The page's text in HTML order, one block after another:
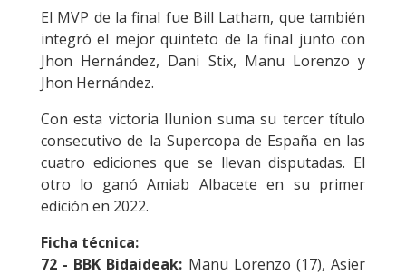
El MVP de la final fue Bill Latham, que también
integró el mejor quinteto de la final junto con
Jhon Hernández, Dani Stix, Manu Lorenzo y
Jhon Hernández.
Con esta victoria Ilunion suma su tercer título
consecutivo de la Supercopa de España en las
cuatro ediciones que se llevan disputadas. El
otro lo ganó Amiab Albacete en su primer
edición en 2022.
Ficha técnica:
72 - BBK Bidaideak: Manu Lorenzo (17), Asier